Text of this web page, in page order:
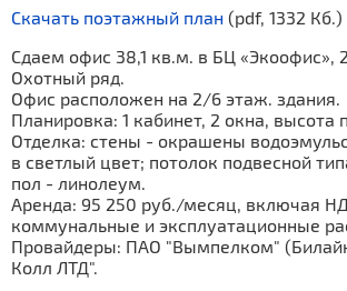
Скачать поэтажный план (pdf, 1332 Кб.)
Сдаем офис 38,1 кв.м. в БЦ «Экоофис»,
Охотный ряд.
Офис расположен на 2/6 этаж. здания.
Планировка: 1 кабинет, 2 окна, высота
Отделка: стены - окрашены
в светлый цвет; потолок подвесной
пол - линолеум.
Аренда: 95 250 руб./месяц, включая
коммунальные и эксплуатационные
Провайдеры: ПАО "Вымпелком"
Колл ЛТД".